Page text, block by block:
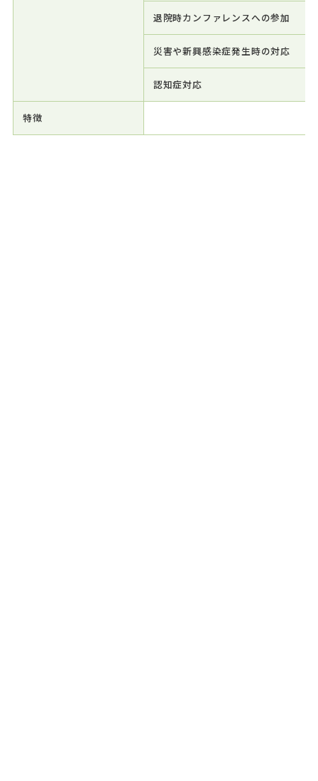
退院時カンファレンスへの参加
災害や新興感染症発生時の対応
認知症対応
特徴